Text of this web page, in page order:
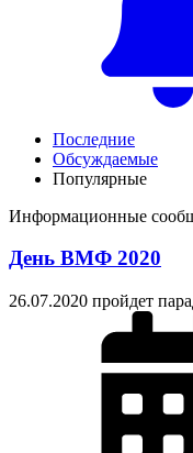
Последние
Обсуждаемые
Популярные
Информационные
День ВМФ 2020
26.07.2020 пройдет